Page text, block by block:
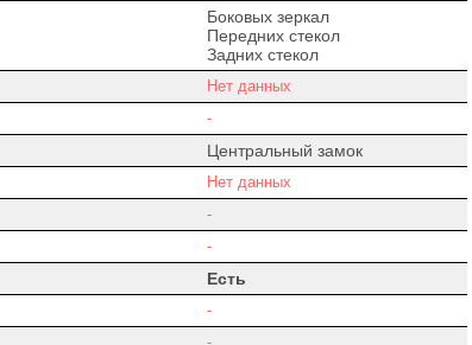
Боковых зеркал
Передних стекол
Задних стекол
Нет данных
-
Центральный замок
Нет данных
-
-
Есть
-